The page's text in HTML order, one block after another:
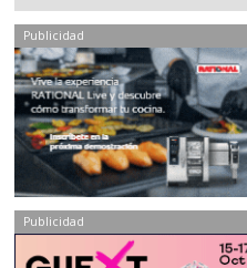
Publicidad
Publicidad